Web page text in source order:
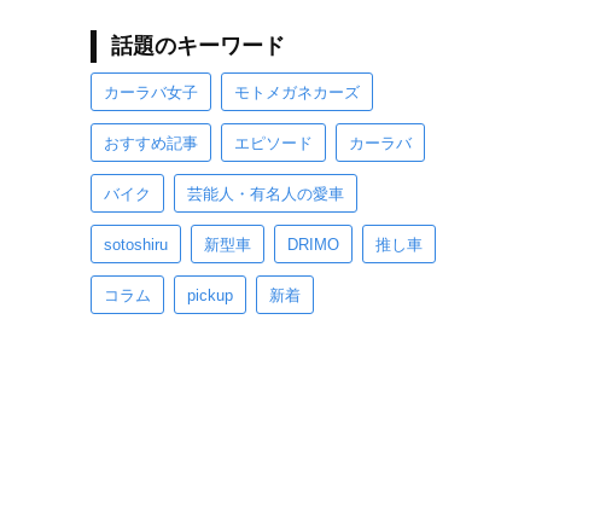
話題のキーワード
カーラバ女子 モトメガネカーズ
おすすめ記事 エピソード カーラバ
バイク 芸能人・有名人の愛車
sotoshiru 新型車 DRIMO 推し車
コラム pickup 新着